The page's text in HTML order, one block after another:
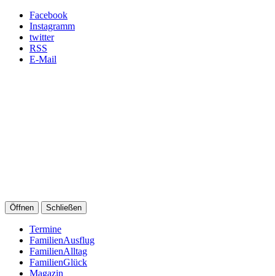
Facebook
Instagramm
twitter
RSS
E-Mail
Öffnen Schließen
Termine
FamilienAusflug
FamilienAlltag
FamilienGlück
Magazin